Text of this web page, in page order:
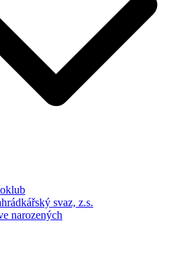
svaz, z.s.
narozených